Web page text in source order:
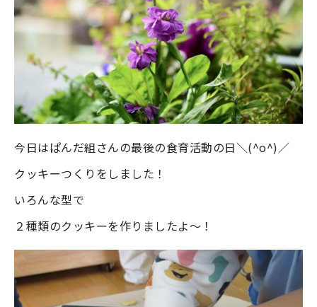
今日はぱんだ組さんの最後の食育活動の日＼(^o^)／
クッキーつくりをしました！
いろんな型で
２種類のクッキーを作りましたよ～！